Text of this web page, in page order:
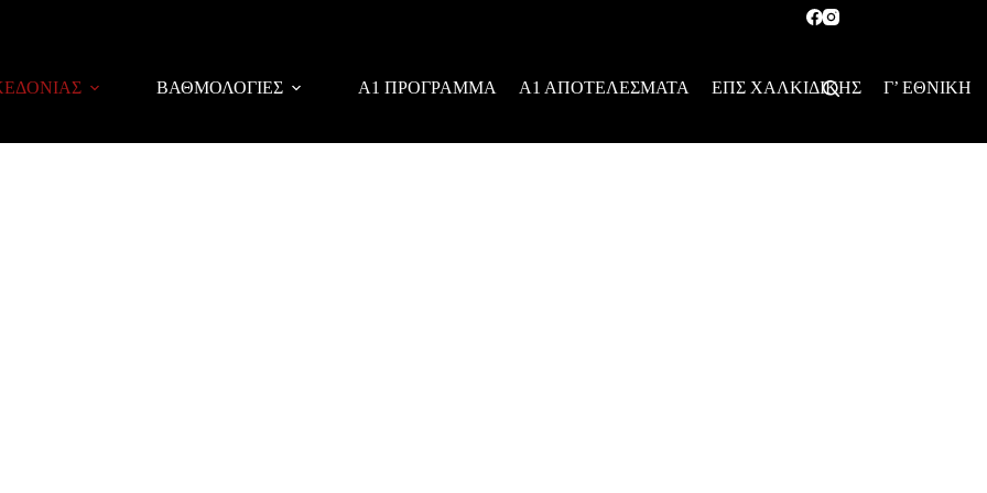
ΒΑΘΜΟΛΟΓΙΕΣ Α1 ΠΡΟΓΡΑΜΜΑ Α1 ΑΠΟΤΕΛΕΣΜΑΤΑ ΕΠΣ ΧΑΛΚΙΔΙΚΗΣ Γ’ ΕΘΝΙΚΗ